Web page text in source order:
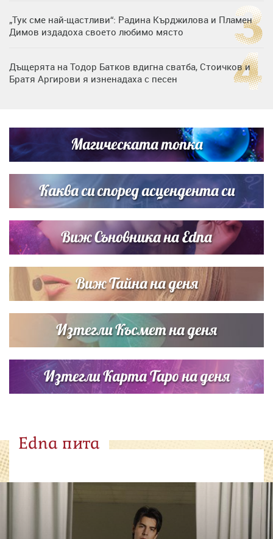
„Тук сме най-щастливи“: Радина Кърджилова и Пламен
Димов издадоха своето любимо място
Дъщерята на Тодор Батков вдигна сватба, Стоичков и
Братя Аргирови я изненадаха с песен
Списъкът е ясен: Джей Ло и Риана във ВИП гостите на
сватбата на Роналдо
Магическата топка
Каква си според асцендента си
Виж Съновника на Edna
Виж Тайна на деня
Изтегли Късмет на деня
Изтегли Карта Таро на деня
Edna пита